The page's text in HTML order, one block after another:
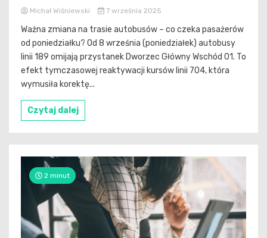
Michał Wiśniewski 7 września 2025
Ważna zmiana na trasie autobusów – co czeka pasażerów
od poniedziałku? Od 8 września (poniedziałek) autobusy
linii 189 omijają przystanek Dworzec Główny Wschód 01. To
efekt tymczasowej reaktywacji kursów linii 704, która
wymusiła korektę...
Czytaj dalej
2 minut